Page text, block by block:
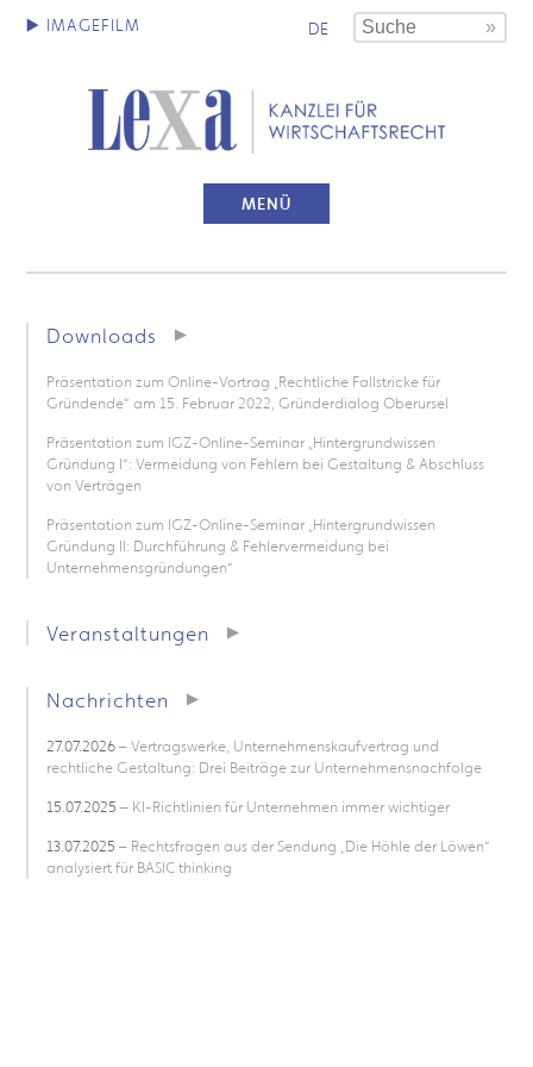
DE
MENÜ
Downloads
Präsentation zum Online-Vortrag „Rechtliche Fallstricke für
Gründende“ am 15. Februar 2022, Gründerdialog Oberursel
Präsentation zum IGZ-Online-Seminar „Hintergrundwissen
Gründung I“: Vermeidung von Fehlern bei Gestaltung & Abschluss
von Verträgen
Präsentation zum IGZ-Online-Seminar „Hintergrundwissen
Gründung II: Durchführung & Fehlervermeidung bei
Unternehmensgründungen“
Veranstaltungen
Nachrichten
27.07.2026– Vertragswerke, Unternehmenskaufvertrag und
rechtliche Gestaltung: Drei Beiträge zur Unternehmensnachfolge
15.07.2025 – KI-Richtlinien für Unternehmen immer wichtiger
13.07.2025 – Rechtsfragen aus der Sendung „Die Höhle der Löwen“
analysiert für BASIC thinking